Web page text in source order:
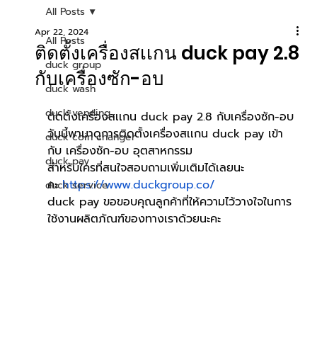
All Posts
duck group
duck wash
duck vending
duck coin changer
duck pay
duck service
All Posts
ติดตั้งเครื่องสเเกน duck pay 2.8
กับเครื่องซัก-อบ
Apr 22, 2024
ติดตั้งเครื่องสเเกน duck pay 2.8 กับเครื่องซัก-อบ
วันนี้พามาดูการติดตั้งเครื่องสเเกน duck pay เข้า
กับ เครื่องซัก-อบ อุตสาหกรรม
สำหรับใครที่สนใจสอบถามเพิ่มเติมได้เลยนะ
คะ https://www.duckgroup.co/
duck pay ขอขอบคุณลูกค้าที่ให้ความไว้วางใจในการ
ใช้งานผลิตภัณฑ์ของทางเราด้วยนะคะ